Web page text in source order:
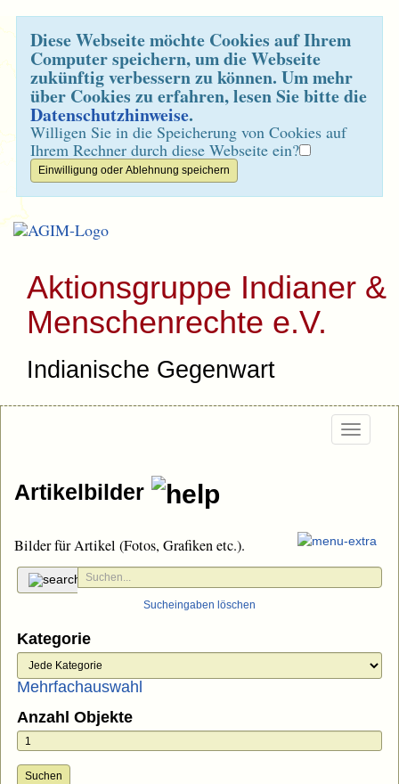
Diese Webseite möchte Cookies auf Ihrem
Computer speichern, um die Webseite
zukünftig verbessern zu können. Um mehr
über Cookies zu erfahren, lesen Sie bitte die
Datenschutzhinweise.
Willigen Sie in die Speicherung von Cookies auf
Ihrem Rechner durch diese Webseite ein?
Aktionsgruppe Indianer &
Menschenrechte e.V.
Indianische Gegenwart
Artikelbilder
Bilder für Artikel (Fotos, Grafiken etc.).
Sucheingaben löschen
Kategorie
Mehrfachauswahl
Anzahl Objekte
Suchen